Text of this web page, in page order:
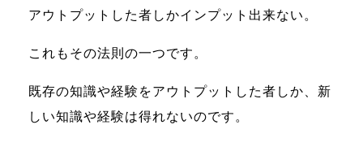
アウトプットした者しかインプット出来ない。
これもその法則の一つです。
既存の知識や経験をアウトプットした者しか、新
しい知識や経験は得れないのです。